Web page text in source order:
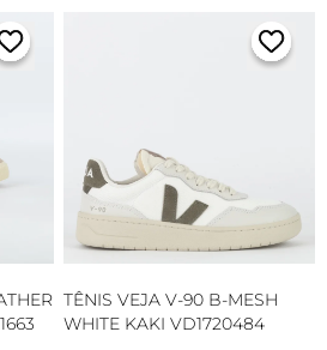
TÊNIS VEJA V-90 B-MESH
WHITE KAKI VD1720484